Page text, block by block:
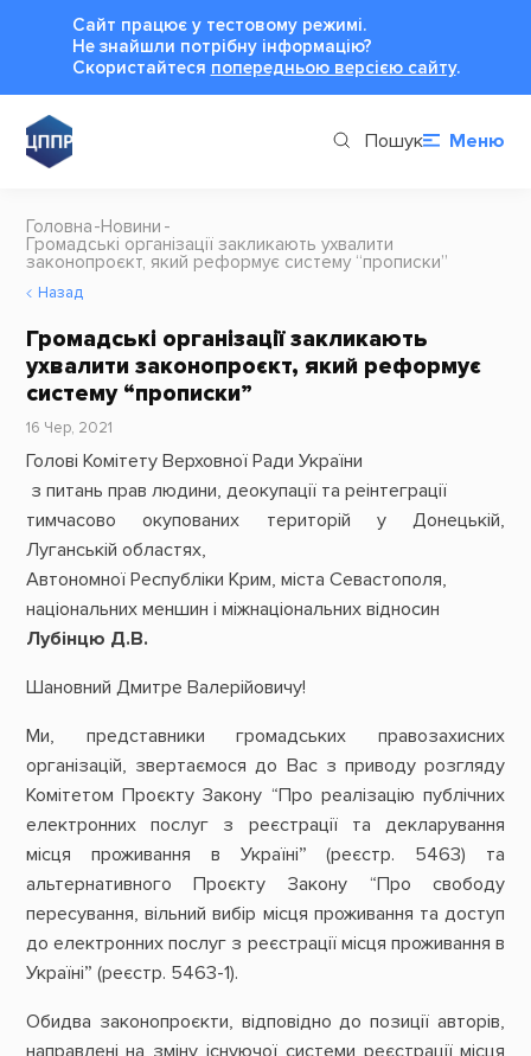
Сайт працює у тестовому режимі.
Не знайшли потрібну інформацію?
Cкористайтеся попередньою версією сайту.
Пошук Меню
Головна Новини
Громадські організації закликають ухвалити
законопроєкт, який реформує систему “прописки”
Назад
Громадські організації закликають
ухвалити законопроєкт, який реформує
систему “прописки”
16 Чер, 2021
Голові Комітету Верховної Ради України
з питань прав людини, деокупації та реінтеграції
тимчасово окупованих територій у Донецькій,
Луганській областях,
Автономної Республіки Крим, міста Севастополя,
національних меншин і міжнаціональних відносин
Лубінцю Д.В.
Шановний Дмитре Валерійовичу!
Ми, представники громадських правозахисних
організацій, звертаємося до Вас з приводу розгляду
Комітетом Проєкту Закону “Про реалізацію публічних
електронних послуг з реєстрації та декларування
місця проживання в Україні” (реєстр. 5463) та
альтернативного Проєкту Закону “Про свободу
пересування, вільний вибір місця проживання та доступ
до електронних послуг з реєстрації місця проживання в
Україні” (реєстр. 5463-1).
Обидва законопроєкти, відповідно до позиції авторів,